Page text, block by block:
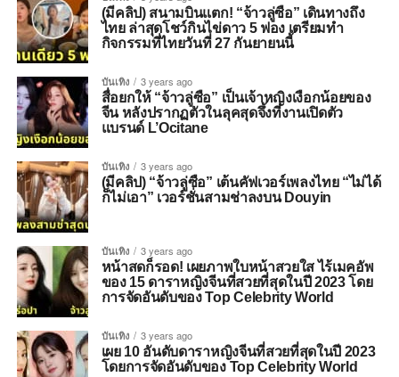
(มีคลิป) สนามบินแตก! “จ้าวลู่ซือ” เดินทางถึง
ไทย ล่าสุดโชว์กินไข่ดาว 5 ฟอง เตรียมทำ
กิจกรรมที่ไทยวันที่ 27 กันยายนนี้
บันเทิง 3 years ago
สื่อยกให้ “จ้าวลู่ซือ” เป็นเจ้าหญิงเงือกน้อยของ
จีน หลังปรากฏตัวในลุคสุดจึ้งที่งานเปิดตัว
แบรนด์ L’Ocitane
บันเทิง 3 years ago
(มีคลิป) “จ้าวลู่ซือ” เต้นคัฟเวอร์เพลงไทย “ไม่ได้
ก็ไม่เอา” เวอร์ชั่นสามช่าลงบน Douyin
บันเทิง 3 years ago
หน้าสดก็รอด! เผยภาพใบหน้าสวยใส ไร้เมคอัพ
ของ 15 ดาราหญิงจีนที่สวยที่สุดในปี 2023 โดย
การจัดอันดับของ Top Celebrity World
บันเทิง 3 years ago
เผย 10 อันดับดาราหญิงจีนที่สวยที่สุดในปี 2023
โดยการจัดอันดับของ Top Celebrity World